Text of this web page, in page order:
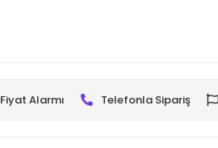
Fiyat Alarmı Telefonla Sipariş